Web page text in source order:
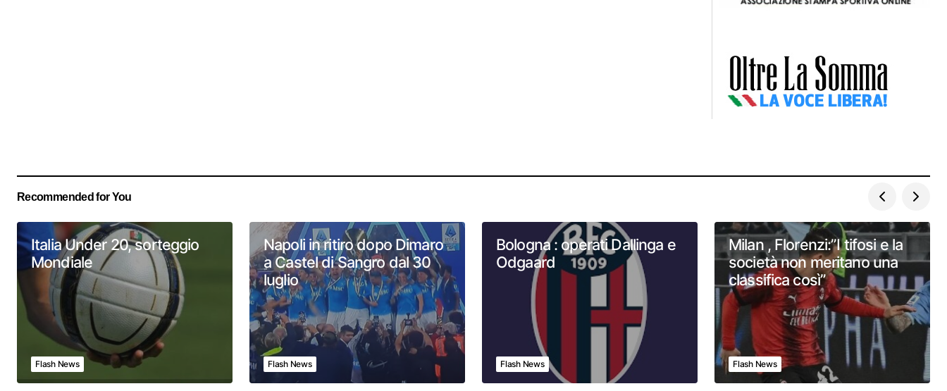
Recommended for You
Italia Under 20, sorteggio
Mondiale
Flash News
Napoli in ritiro dopo Dimaro
a Castel di Sangro dal 30
luglio
Flash News
Bologna : operati Dallinga e
Odgaard
Flash News
Milan , Florenzi:”I tifosi e la
società non meritano una
classifica così”
Flash News